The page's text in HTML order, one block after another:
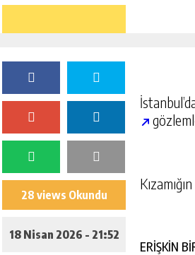
28 views Okundu
18 Nisan 2026 - 21:52
ERİŞKİN